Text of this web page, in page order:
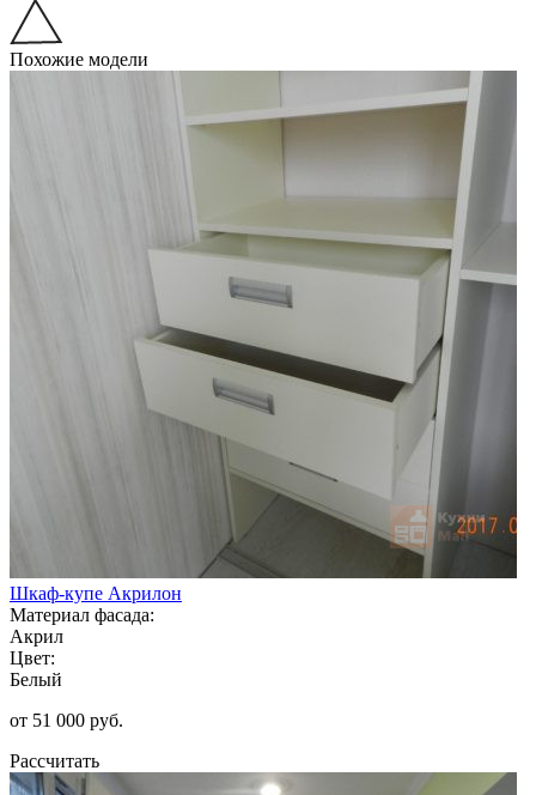
Похожие модели
Шкаф-купе Акрилон
Материал фасада:
Акрил
Цвет:
Белый
от 51 000 руб.
Рассчитать